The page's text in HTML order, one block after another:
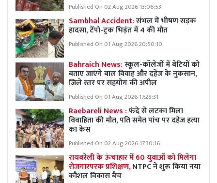
Published On 02 Aug 2026 13:06:53
Sambhal Accident:संभल में भीषण सड़क
हादसा, टेंपो-ट्रक भिड़ंत में 4 की मौत
Published On 01 Aug 2026 20:50:10
Bahraich News:स्कूल-कॉलेजों में बेटियों को
बताए जाएंगे बाल विवाह और दहेज के नुकसान,
जिले स्तर पर सहयोग की अपील
Published On 01 Aug 2026 17:28:31
Raebareli News :फंदे से लटका मिला
विवाहिता की मौत, पति समेत पांच पर दहेज हत्या
का केस
Published On 02 Aug 2026 17:30:16
रायबरेली के ऊंचाहार में 60 युवाओं को मिलेगा
रोजगारपरक प्रशिक्षण,NTPC ने शुरू किया नया
कौशल विकास बैच